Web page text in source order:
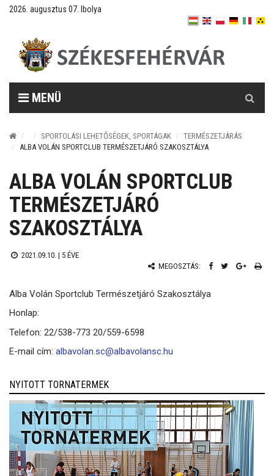
2026. augusztus 07. Ibolya
MENÜ
SPORTOLÁSI LEHETŐSÉGEK, SPORTÁGAK
TERMÉSZETJÁRÁS
ALBA VOLÁN SPORTCLUB TERMÉSZETJÁRÓ SZAKOSZTÁLYA
ALBA VOLÁN SPORTCLUB
TERMÉSZETJÁRÓ
SZAKOSZTÁLYA
2021.09.10. | 5 ÉVE
MEGOSZTÁS:
Alba Volán Sportclub Természetjáró Szakosztálya
Honlap:
Telefon: 22/538-773 20/559-6598
E-mail cím: albavolan.sc@albavolansc.hu
NYITOTT TORNATERMEK